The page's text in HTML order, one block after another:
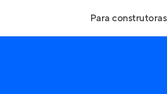
Para construtoras